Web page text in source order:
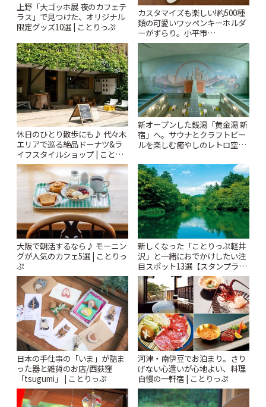
上野「大ゴッホ展 夜のカフェテ
ラス」で見つけた、オリジナル
限定グッズ10選 | ことりっぷ
カスタマイズも楽しい!約500種
類の可愛いワッペンキーホルダ
ーがずらり。小平市
「Kimamaya T&K」 | ことりっ
休日のひとり散歩にも♪ 代々木
エリアで巡る絶品ドーナツ&ラ
イフスタイルショップ | ことり
っぷ
新オープンした銭湯「黄金湯 新
宿」へ。サウナとクラフトビー
ルを楽しむ癒やしのレトロ空間
大阪で朝活するなら♪ モーニン
グが人気のカフェ5選 | ことりっ
ぷ
新しくなった「ことりっぷ軽井
沢」と一緒におでかけしたい注
目スポット13選【スタンプラリ
ー開催中】 | ことりっぷ
日本の手仕事の「いま」が詰ま
った器と雑貨のお店/西荻窪
「tsugumi」 | ことりっぷ
河津・南伊豆でお泊まり。さり
げない心遣いが心地よい、料理
自慢の一軒宿 | ことりっぷ